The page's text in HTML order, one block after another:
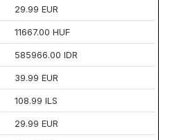
29.99 EUR
11667.00 HUF
585966.00 IDR
39.99 EUR
108.99 ILS
29.99 EUR